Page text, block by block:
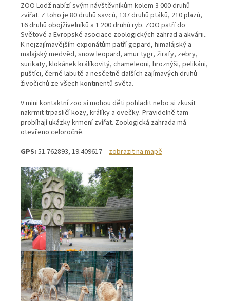
ZOO Lodž nabízí svým návštěvníkům kolem 3 000 druhů
zvířat. Z toho je 80 druhů savců, 137 druhů ptáků, 210 plazů,
16 druhů obojživelníků a 1 200 druhů ryb. ZOO patří do
Světové a Evropské asociace zoologických zahrad a akvárii..
K nejzajímavějším exponátům patří gepard, himalájský a
malajský medvěd, snow leopard, amur tygr, žirafy, zebry,
surikaty, klokánek králíkovitý, chameleoni, hroznýši, pelikáni,
puštíci, černé labutě a nesčetně dalších zajímavých druhů
živočichů ze všech kontinentů světa.
V mini kontaktní zoo si mohou děti pohladit nebo si zkusit
nakrmit trpasličí kozy, králíky a ovečky. Pravidelně tam
probíhají ukázky krmení zvířat. Zoologická zahrada má
otevřeno celoročně.
GPS: 51.762893, 19.409617 –zobrazit na mapě